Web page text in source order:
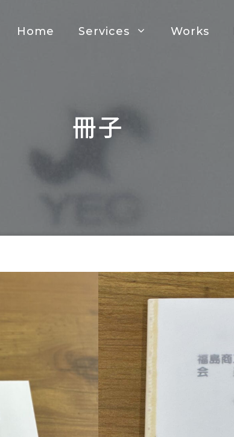
Home Services Works
冊子